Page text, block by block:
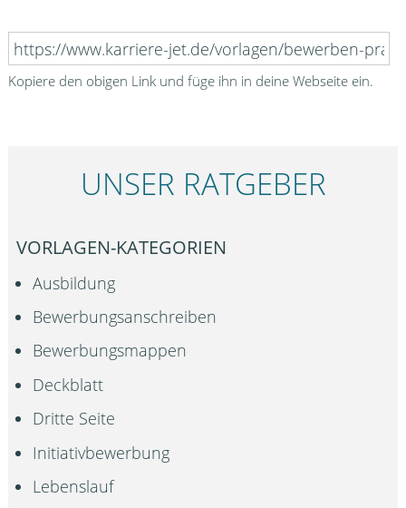
Kopiere den obigen Link und füge ihn in deine Webseite ein.
UNSER RATGEBER
VORLAGEN-KATEGORIEN
Ausbildung
Bewerbungsanschreiben
Bewerbungsmappen
Deckblatt
Dritte Seite
Initiativbewerbung
Lebenslauf